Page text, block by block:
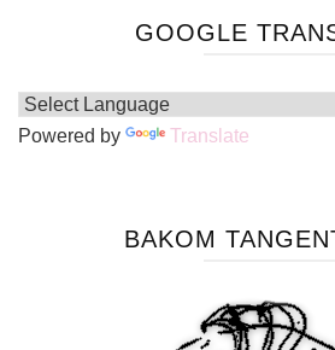
GOOGLE
Powered by Translate
BAKOM